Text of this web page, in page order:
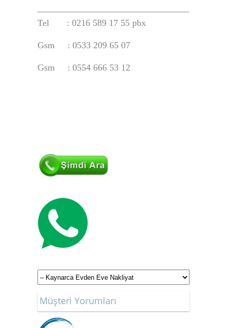
Tel : 0216 589 17 55 pbx
Gsm : 0533 209 65 07
Gsm : 0554 666 53 12
Müşteri Yorumları